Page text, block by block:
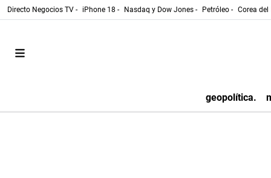
Directo Negocios TV - iPhone 18 - Nasdaq y Dow Jones - Petróleo - Corea
geopolítica.